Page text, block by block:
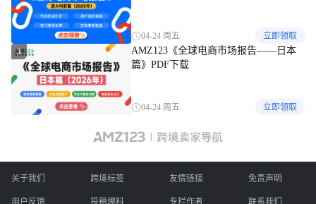
04-24 周五 立即领取
3
AMZ123《全球电商市场报告——日本
篇》PDF下载
04-24 周五 立即领取
关于我们 跨境标签 友情链接 免责声明
用户反馈 投稿爆料 专栏作者 联系我们